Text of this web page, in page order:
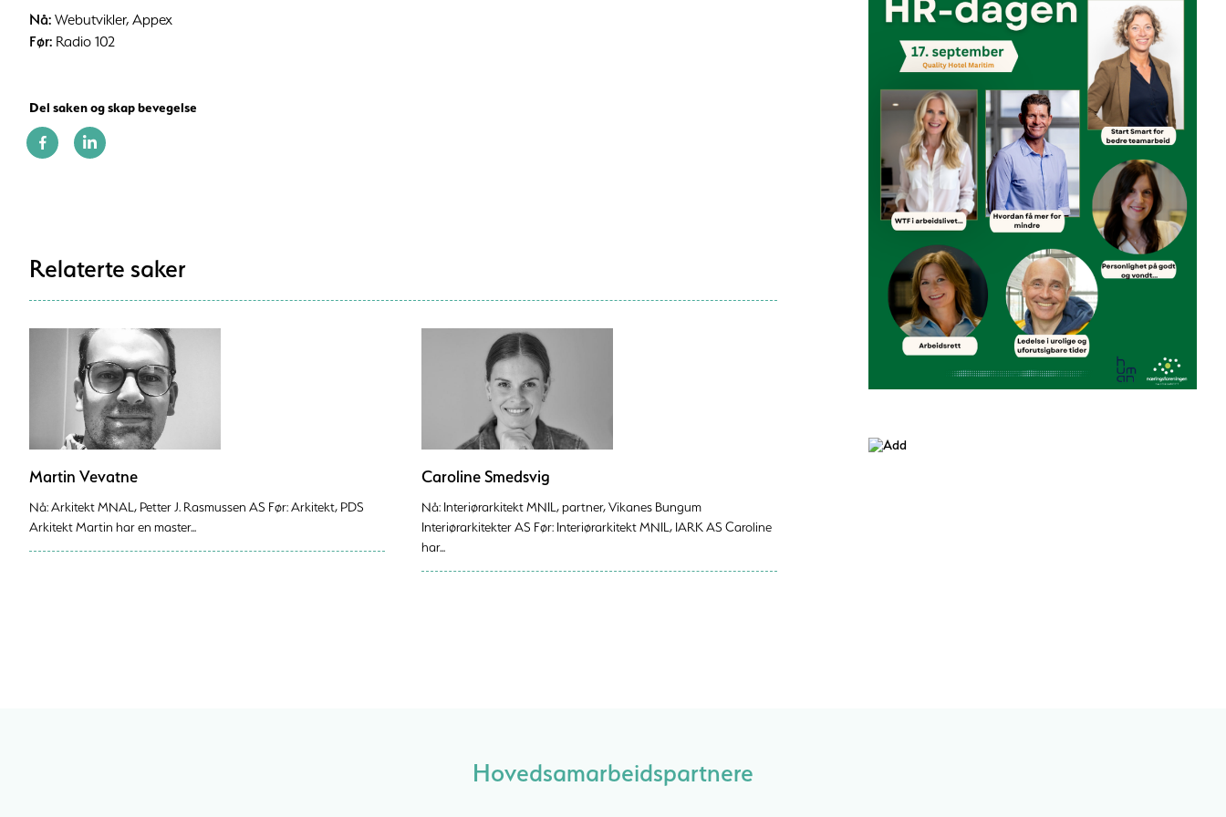
Nå: Webutvikler, Appex
Før: Radio 102
Del saken og skap bevegelse
Relaterte saker
Martin Vevatne
Nå: Arkitekt MNAL, Petter J. Rasmussen AS Før: Arkitekt, PDS
Arkitekt Martin har en master...
Caroline Smedsvig
Nå: Interiørarkitekt MNIL, partner, Vikanes Bungum
Interiørarkitekter AS Før: Interiørarkitekt MNIL, IARK AS Caroline
har...
Hovedsamarbeidspartnere